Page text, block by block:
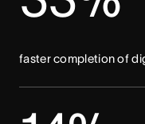
faster completion of